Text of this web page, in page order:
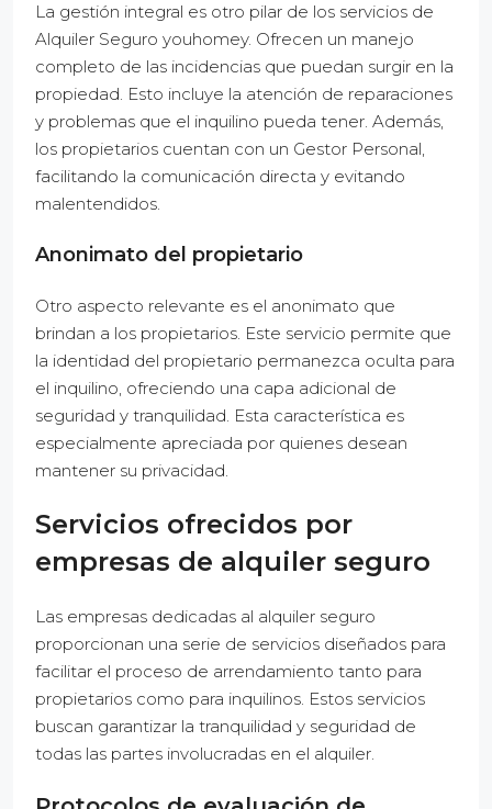
La gestión integral es otro pilar de los servicios de
Alquiler Seguro youhomey. Ofrecen un manejo
completo de las incidencias que puedan surgir en la
propiedad. Esto incluye la atención de reparaciones
y problemas que el inquilino pueda tener. Además,
los propietarios cuentan con un Gestor Personal,
facilitando la comunicación directa y evitando
malentendidos.
Anonimato del propietario
Otro aspecto relevante es el anonimato que
brindan a los propietarios. Este servicio permite que
la identidad del propietario permanezca oculta para
el inquilino, ofreciendo una capa adicional de
seguridad y tranquilidad. Esta característica es
especialmente apreciada por quienes desean
mantener su privacidad.
Servicios ofrecidos por
empresas de alquiler seguro
Las empresas dedicadas al alquiler seguro
proporcionan una serie de servicios diseñados para
facilitar el proceso de arrendamiento tanto para
propietarios como para inquilinos. Estos servicios
buscan garantizar la tranquilidad y seguridad de
todas las partes involucradas en el alquiler.